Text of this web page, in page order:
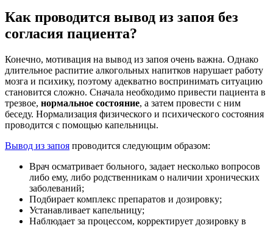
Как проводится вывод из запоя без
согласия пациента?
Конечно, мотивация на вывод из запоя очень важна. Однако
длительное распитие алкогольных напитков нарушает работу
мозга и психику, поэтому адекватно воспринимать ситуацию
становится сложно. Сначала необходимо привести пациента в
трезвое, нормальное состояние, а затем провести с ним
беседу. Нормализация физического и психического состояния
проводится с помощью капельницы.
Вывод из запоя проводится следующим образом:
Врач осматривает больного, задает несколько вопросов
либо ему, либо родственникам о наличии хронических
заболеваний;
Подбирает комплекс препаратов и дозировку;
Устанавливает капельницу;
Наблюдает за процессом, корректирует дозировку в